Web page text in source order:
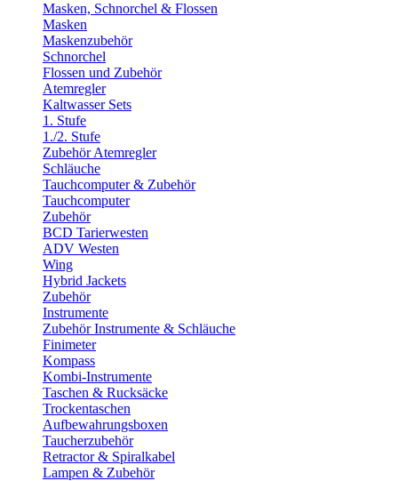
Masken, Schnorchel & Flossen
Masken
Maskenzubehör
Schnorchel
Flossen und Zubehör
Atemregler
Kaltwasser Sets
1. Stufe
1./2. Stufe
Zubehör Atemregler
Schläuche
Tauchcomputer & Zubehör
Tauchcomputer
Zubehör
BCD Tarierwesten
ADV Westen
Wing
Hybrid Jackets
Zubehör
Instrumente
Zubehör Instrumente & Schläuche
Finimeter
Kompass
Kombi-Instrumente
Taschen & Rucksäcke
Trockentaschen
Aufbewahrungsboxen
Taucherzubehör
Retractor & Spiralkabel
Lampen & Zubehör